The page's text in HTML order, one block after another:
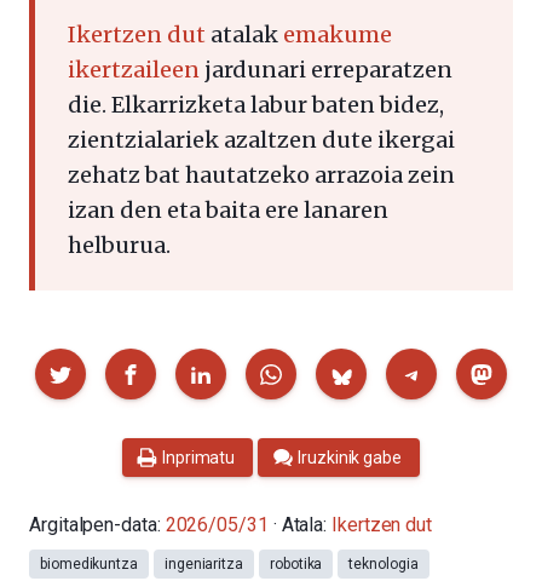
Ikertzen dut atalak emakume
ikertzaileen jardunari erreparatzen
die. Elkarrizketa labur baten bidez,
zientzialariek azaltzen dute ikergai
zehatz bat hautatzeko arrazoia zein
izan den eta baita ere lanaren
helburua.
Partekatu
Inprimatu Iruzkinik gabe
Argitalpen-data: 2026/05/31 · Atala: Ikertzen dut
biomedikuntza ingeniaritza robotika teknologia